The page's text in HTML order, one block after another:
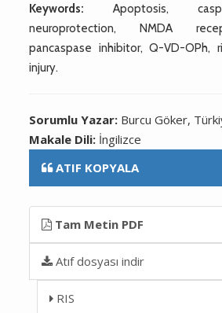
Keywords: Apoptosis,
neuroprotection, NMDA
pancaspase inhibitor, Q-VD-OPh,
injury.
Sorumlu Yazar: Burcu Göker,
Makale Dili: İngilizce
ATIF KOPYALA
Tam Metin PDF
Atıf dosyası indir
RIS